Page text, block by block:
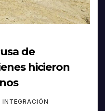
de
hicieron
INTEGRACIÓN